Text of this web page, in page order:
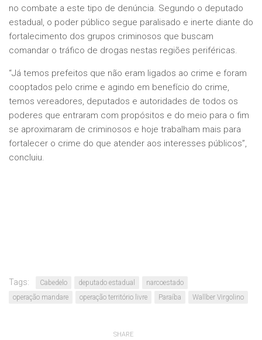
no combate a este tipo de denúncia. Segundo o deputado
estadual, o poder público segue paralisado e inerte diante do
fortalecimento dos grupos criminosos que buscam
comandar o tráfico de drogas nestas regiões periféricas.
“Já temos prefeitos que não eram ligados ao crime e foram
cooptados pelo crime e agindo em benefício do crime,
temos vereadores, deputados e autoridades de todos os
poderes que entraram com propósitos e do meio para o fim
se aproximaram de criminosos e hoje trabalham mais para
fortalecer o crime do que atender aos interesses públicos”,
concluiu.
Tags: Cabedelo deputado estadual
narcoestado
operação mandare
operação território livre Paraíba Wallber Virgolino
SHARE